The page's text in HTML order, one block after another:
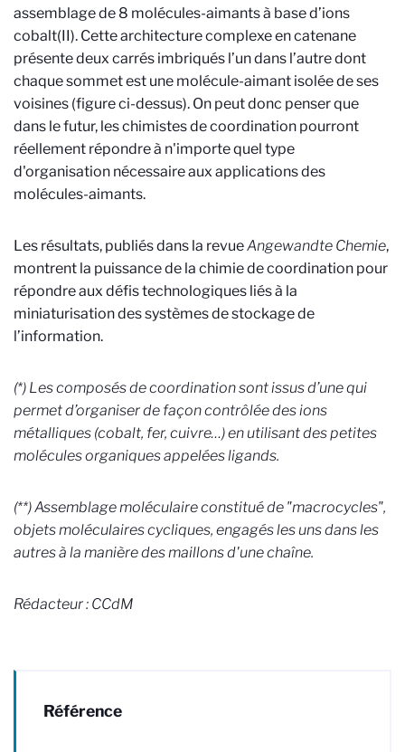
assemblage de 8 molécules-aimants à base d’ions
cobalt(II). Cette architecture complexe en catenane
présente deux carrés imbriqués l’un dans l’autre dont
chaque sommet est une molécule-aimant isolée de ses
voisines (figure ci-dessus). On peut donc penser que
dans le futur, les chimistes de coordination pourront
réellement répondre à n'importe quel type
d'organisation nécessaire aux applications des
molécules-aimants.
Les résultats, publiés dans la revueAngewandte Chemie,
montrent la puissance de la chimie de coordination pour
répondre aux défis technologiques liés à la
miniaturisation des systèmes de stockage de
l’information.
(*) Les composés de coordination sont issus d’une qui
permet d’organiser de façon contrôlée des ions
métalliques (cobalt, fer, cuivre…) en utilisant des petites
molécules organiques appelées ligands.
(**) Assemblage moléculaire constitué de "macrocycles",
objets moléculaires cycliques, engagés les uns dans les
autres à la manière des maillons d'une chaîne.
Rédacteur : CCdM
Référence